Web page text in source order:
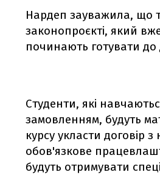
Нардеп зауважила, що
законопроєкті, який
починають готувати до
Студенти, які
замовленням, будуть
курсу укласти
обов'язкове
будуть отримувати